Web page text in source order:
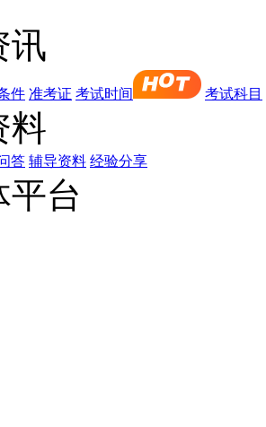
讯
件 准考证 考试时间 考试科目
料
答 辅导资料 经验分享
平台